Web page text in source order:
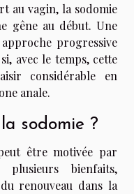
au vagin, la sodomie
gêne au début. Une
progressive
avec le temps, cette
considérable en
anale.
sodomie ?
être motivée par
bienfaits,
renouveau dans la